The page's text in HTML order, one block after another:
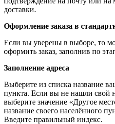
доставки.
Оформление заказа в
Если вы уверены в выборе, то
оформить заказ, заполнив по
Заполнение адреса
Выберите из списка название
пункта. Если вы не нашли свой
выберите значение «Другое
название своего населённого
Введите правильный индекс.